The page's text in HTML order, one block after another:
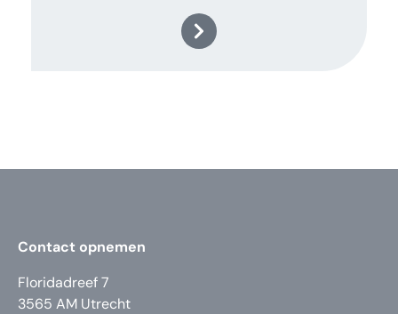
Contact opnemen
Floridadreef 7
3565 AM Utrecht